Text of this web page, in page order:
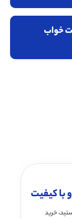
خواب
کیفیت
خرید